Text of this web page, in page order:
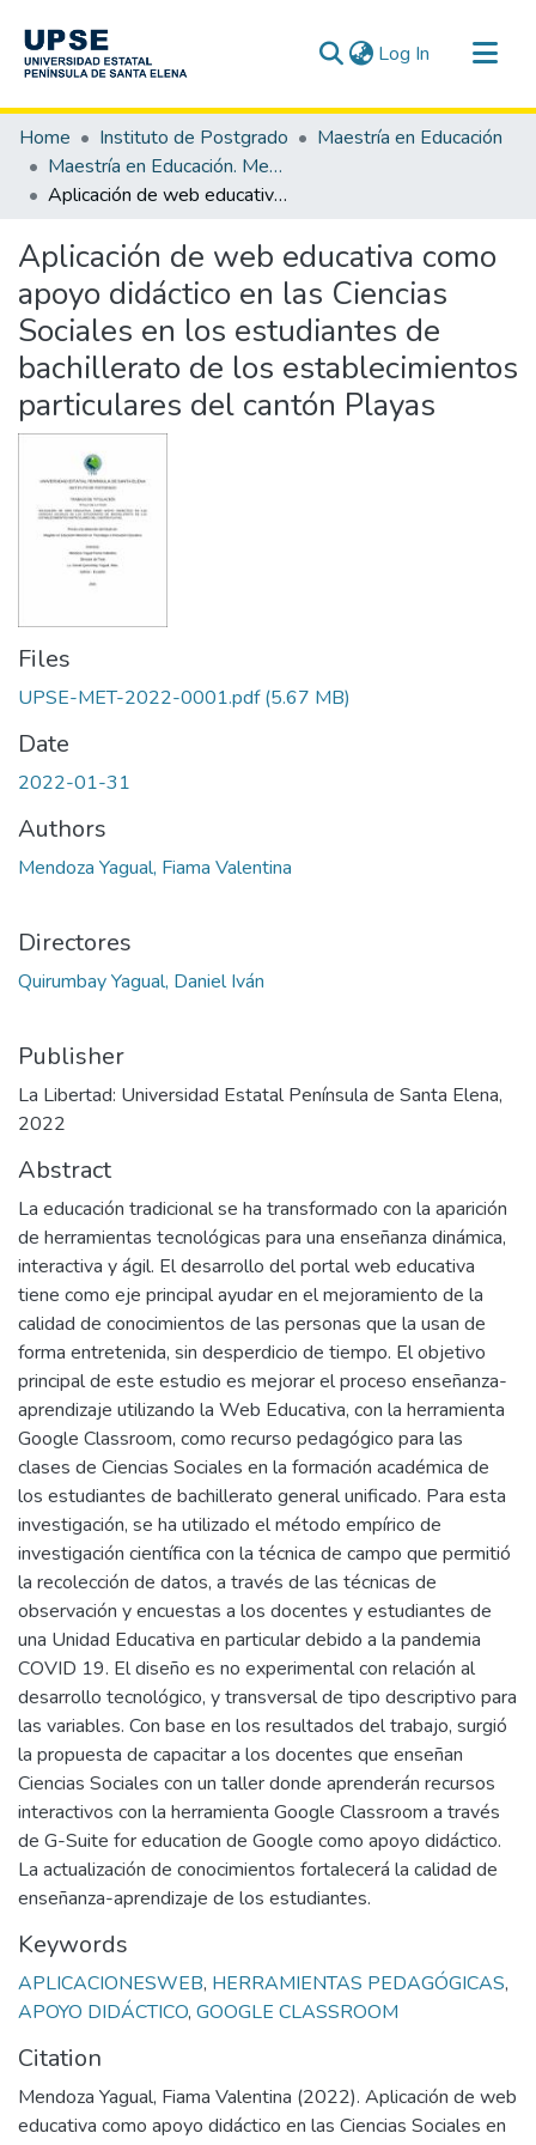
Log In (current)
Communities & Collections
All of DSpace
Statistics
Home Instituto de Postgrado
Maestría en Educación
Maestría en Educación. Mención Tecnología e Innovación Educativa
Aplicación de web educativa como apoyo didáctico en las Ciencias Sociales en los estudiantes de bachillerato de los establecimientos particulares del cantón Playas
Aplicación de web educativa como
apoyo didáctico en las Ciencias
Sociales en los estudiantes de
bachillerato de los establecimientos
particulares del cantón Playas
Files
UPSE-MET-2022-0001.pdf(5.67 MB)
Date
2022-01-31
Authors
Mendoza Yagual, Fiama Valentina
Directores
Quirumbay Yagual, Daniel Iván
Publisher
La Libertad: Universidad Estatal Península de Santa Elena,
2022
Abstract
La educación tradicional se ha transformado con la aparición
de herramientas tecnológicas para una enseñanza dinámica,
interactiva y ágil. El desarrollo del portal web educativa
tiene como eje principal ayudar en el mejoramiento de la
calidad de conocimientos de las personas que la usan de
forma entretenida, sin desperdicio de tiempo. El objetivo
principal de este estudio es mejorar el proceso enseñanza-
aprendizaje utilizando la Web Educativa, con la herramienta
Google Classroom, como recurso pedagógico para las
clases de Ciencias Sociales en la formación académica de
los estudiantes de bachillerato general unificado. Para esta
investigación, se ha utilizado el método empírico de
investigación científica con la técnica de campo que permitió
la recolección de datos, a través de las técnicas de
observación y encuestas a los docentes y estudiantes de
una Unidad Educativa en particular debido a la pandemia
COVID 19. El diseño es no experimental con relación al
desarrollo tecnológico, y transversal de tipo descriptivo para
las variables. Con base en los resultados del trabajo, surgió
la propuesta de capacitar a los docentes que enseñan
Ciencias Sociales con un taller donde aprenderán recursos
interactivos con la herramienta Google Classroom a través
de G-Suite for education de Google como apoyo didáctico.
La actualización de conocimientos fortalecerá la calidad de
enseñanza-aprendizaje de los estudiantes.
Keywords
APLICACIONESWEB, HERRAMIENTAS PEDAGÓGICAS,
APOYO DIDÁCTICO, GOOGLE CLASSROOM
Citation
Mendoza Yagual, Fiama Valentina (2022). Aplicación de web
educativa como apoyo didáctico en las Ciencias Sociales en